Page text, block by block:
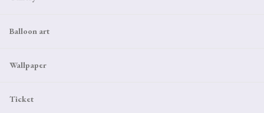
Balloon art
Wallpaper
Ticket